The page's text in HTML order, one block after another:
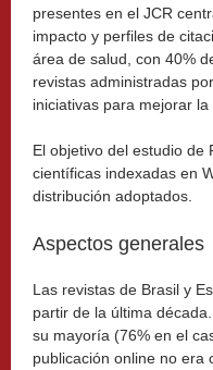
presentes en el JCR
impacto y perfiles de
área de salud, con 40%
revistas administradas
iniciativas para mejorar
El objetivo del estudio de
científicas indexadas en
distribución adoptados.
Aspectos generales
Las revistas de Brasil y
partir de la última
su mayoría (76% en el
publicación online no era